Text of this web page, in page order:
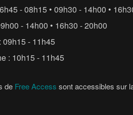
- 08h15 • 09h30 - 14h00 •
- 14h00 • 16h30 - 20h00
09h15 - 11h45
: 10h15 - 11h45
de Free Access sont accessibles sur